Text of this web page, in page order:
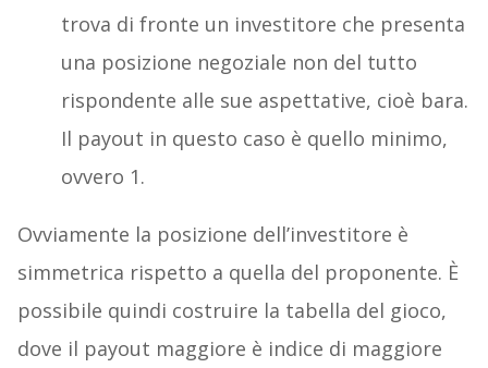
trova di fronte un investitore che presenta
una posizione negoziale non del tutto
rispondente alle sue aspettative, cioè bara.
Il payout in questo caso è quello minimo,
ovvero 1.
Ovviamente la posizione dell’investitore è
simmetrica rispetto a quella del proponente. È
possibile quindi costruire la tabella del gioco,
dove il payout maggiore è indice di maggiore